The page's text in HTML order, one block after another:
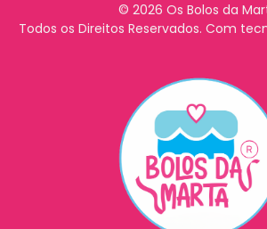
© 2026 Os Bolos da
Todos os Direitos Reservados. Com